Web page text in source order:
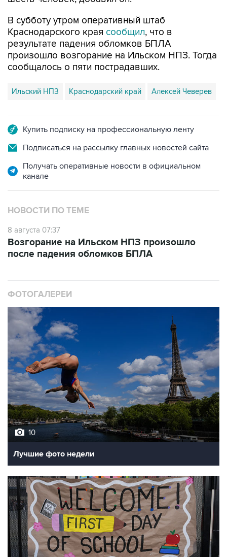
результате падения обломков БПЛА
произошло возгорание на Ильском НПЗ. Тогда
сообщалось о пяти пострадавших.
Ильский НПЗ Краснодарский край Алексей Чеверев
Подписаться на рассылку главных новостей сайта
Получать оперативные новости в официальном
НОВОСТИ ПО ТЕМЕ
8 августа 07:37
после падения обломков БПЛА
10
Лучшие фото недели